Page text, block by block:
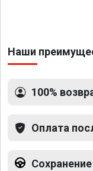
Наши
100%
Оплата